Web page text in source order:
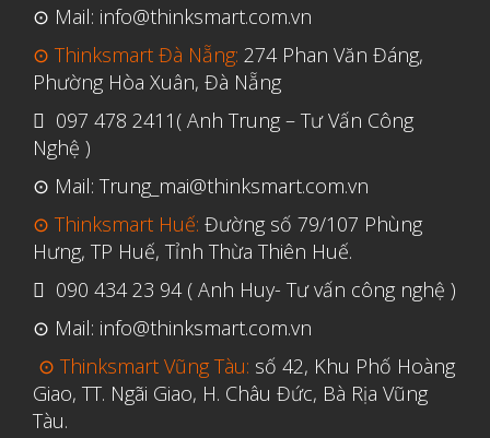
Aerospace
Automotive
Fuse 1
Giải pháp
Giải pháp ô tô
in 3d cao cấp
Máy in 3D để bàn Formlabs U.S.
Mô phỏng
⊙ Mail: info@thinksmart.com.vn
⊙ Thinksmart Đà Nẵng: 274 Phan Văn Đáng,
Phường Hòa Xuân, Đà Nẵng
097 478 2411( Anh Trung – Tư Vấn Công
Nghệ )
⊙ Mail: Trung_mai@thinksmart.com.vn
⊙ Thinksmart Huế: Đường số 79/107 Phùng
Hưng, TP Huế, Tỉnh Thừa Thiên Huế.
090 434 23 94 ( Anh Huy- Tư vấn công nghệ )
⊙ Mail: info@thinksmart.com.vn
⊙ Thinksmart Vũng Tàu: số 42, Khu Phố Hoàng
Giao, TT. Ngãi Giao, H. Châu Đức, Bà Rịa Vũng
Tàu.